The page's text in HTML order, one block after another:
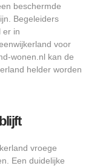
beschermde
Begeleiders
er in
voor
wonen.nl kan de
helder worden
vroege
Een duidelijke